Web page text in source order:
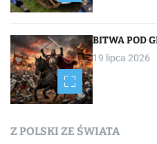
p
i
s
a
BITWA POD
19 lipca 2026
Z POLSKI ZE ŚWIATA